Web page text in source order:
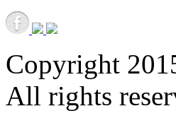
Copyright
All rights